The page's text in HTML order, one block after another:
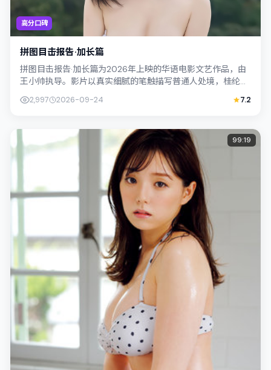
高分口碑
拼图目击报告·加长篇
拼图目击报告·加长篇为2026年上映的华语电影文艺作品，由
王小帅执导。影片以真实细腻的笔触描写普通人处境，桂纶镁
2,997 2026-09-24 7.2
99:19